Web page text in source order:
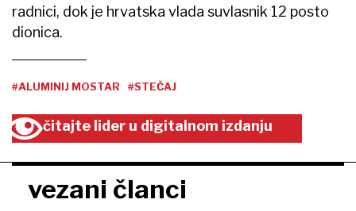
radnici, dok je hrvatska vlada suvlasnik 12 posto
dionica.
#ALUMINIJ MOSTAR #STEČAJ
čitajte lider u digitalnom izdanju
vezani članci